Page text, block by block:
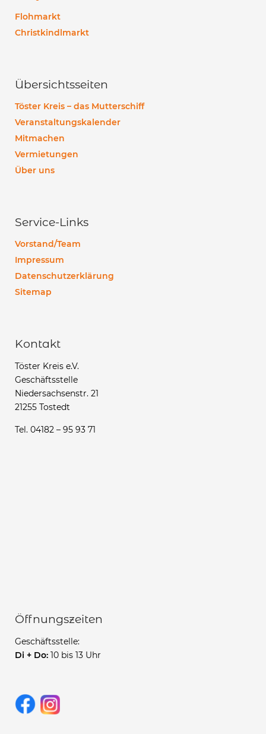
Flohmarkt
Christkindlmarkt
Übersichtsseiten
Töster Kreis – das Mutterschiff
Veranstaltungskalender
Mitmachen
Vermietungen
Über uns
Service-Links
Vorstand/Team
Impressum
Datenschutzerklärung
Sitemap
Kontakt
Töster Kreis e.V.
Geschäftsstelle
Niedersachsenstr. 21
21255 Tostedt
Tel. 04182 – 95 93 71
Öffnungszeiten
Geschäftsstelle:
Di + Do: 10 bis 13 Uhr